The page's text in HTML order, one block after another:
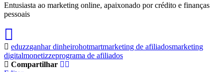
Entusiasta ao marketing online, apaixonado por crédito e finanças
pessoais
eduzzganhar dinheirohotmartmarketing de afiliadosmarketing
digitalmonetizzeprograma de afiliados
Compartilhar